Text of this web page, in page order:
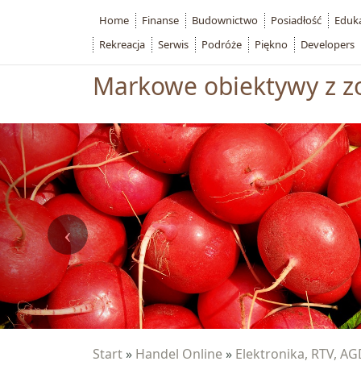
Markowe obiektywy z
Start » Handel Online » Elektronika, RTV,
Home Finanse Budownictwo Posiadłość
Rekreacja
Serwis Podróże Piękno Developers